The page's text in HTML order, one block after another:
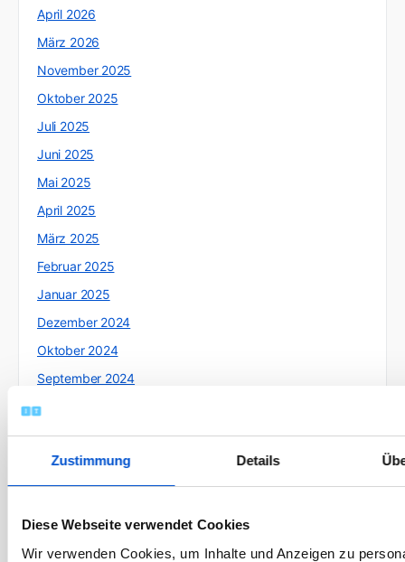
Zustimmung Details
Diese Webseite verwendet Cookies
Wir verwenden Cookies, um Inhalte und Anzeigen zu
April 2026
März 2026
November 2025
Oktober 2025
Juli 2025
Juni 2025
Mai 2025
April 2025
März 2025
Februar 2025
Januar 2025
Dezember 2024
Oktober 2024
September 2024
August 2024
Juli 2024
Juni 2024
Mai 2024
April 2024
März 2024